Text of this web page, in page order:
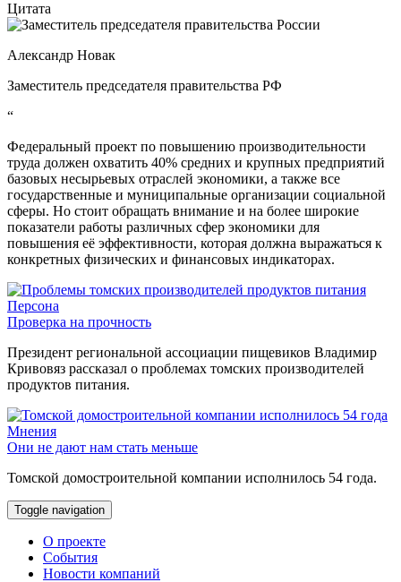
Цитата
Александр Новак
Заместитель председателя правительства РФ
“
Федеральный проект по повышению производительности
труда должен охватить 40% средних и крупных предприятий
базовых несырьевых отраслей экономики, а также все
государственные и муниципальные организации социальной
сферы. Но стоит обращать внимание и на более широкие
показатели работы различных сфер экономики для
повышения её эффективности, которая должна выражаться к
конкретных физических и финансовых индикаторах.
Персона
Проверка на прочность
Президент региональной ассоциации пищевиков Владимир
Кривовяз рассказал о проблемах томских производителей
продуктов питания.
Мнения
Они не дают нам стать меньше
Томской домостроительной компании исполнилось 54 года.
Toggle navigation
О проекте
События
Новости компаний